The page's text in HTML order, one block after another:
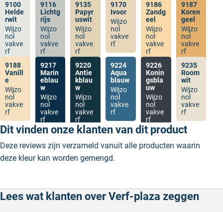
9100
Helde
rwit
Wijzo
nol
vakve
rf
9116
Lichtg
rijs
Wijzo
nol
vakve
rf
9135
Papyr
uswit
Wijzo
nol
vakve
rf
9170
Ivoor
Wijzo
nol
vakve
rf
9186
Zandg
eel
Wijzo
nol
vakve
rf
9187
Koren
geel
Wijzo
nol
vakve
rf
9188
Vanill
e
Wijzo
nol
vakve
rf
9217
Marin
eblau
w
Wijzo
nol
vakve
rf
9220
Antie
kblau
w
Wijzo
nol
vakve
rf
9224
Aqua
blauw
Wijzo
nol
vakve
rf
9226
Konin
gsbla
uw
Wijzo
nol
vakve
rf
9235
Room
wit
Wijzo
nol
vakve
rf
Dit vinden onze klanten van dit product
Deze reviews zijn verzameld vanuit alle producten waarin
deze kleur kan worden gemengd.
Lees wat klanten over Verf-plaza zeggen